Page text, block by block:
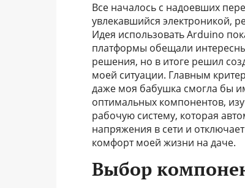
Все началось с надоевших
увлекавшийся электроникой,
Идея использовать Arduino
платформы обещали
решения, но в итоге решил
моей ситуации. Главным
даже моя бабушка смогла бы
оптимальных компонентов,
рабочую систему, которая
напряжения в сети и
комфорт моей жизни на даче.
Выбор